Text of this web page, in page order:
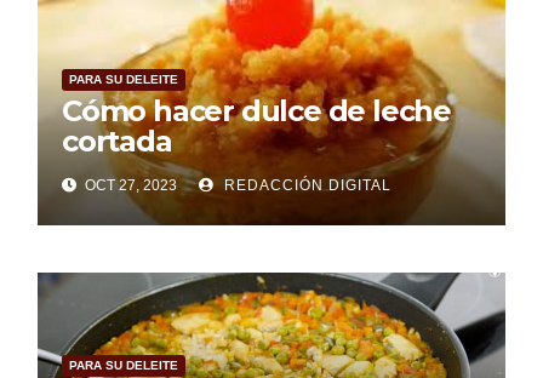
PARA SU DELEITE
Cómo hacer dulce de leche
cortada
OCT 27, 2023 REDACCIÓN DIGITAL
PARA SU DELEITE